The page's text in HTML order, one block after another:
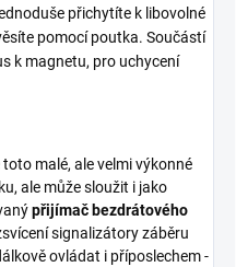
přichytíte k libovolné
pomocí poutka. Součástí
k magnetu, pro uchycení
malé, ale velmi výkonné
ale může sloužit i jako
přijímač bezdrátového
signalizátory záběru
ovládat i příposlechem -